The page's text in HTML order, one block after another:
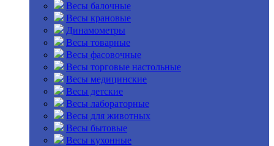
Весы балочные
Весы крановые
Динамометры
Весы товарные
Весы фасовочные
Весы торговые настольные
Весы медицинские
Весы детские
Весы лабораторные
Весы для животных
Весы бытовые
Весы кухонные